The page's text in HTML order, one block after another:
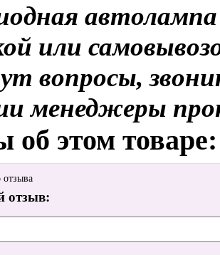
или
вопросы,
менеджеры
этом товаре:
отзыв: